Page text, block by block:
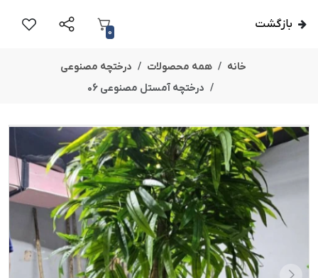
بازگشت
0
خانه همه محصولات
درختچه مصنوعی
درختچه آمستل مصنوعی 06